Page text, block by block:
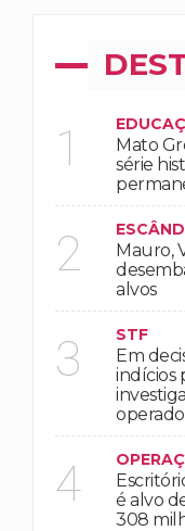
1
Mato
série
2
Mauro,
alvos
3 STF
Em
indícios
4
é alvo
308